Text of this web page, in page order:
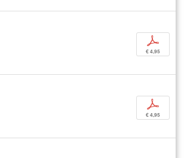
p
€ 4,95
p
€ 4,95